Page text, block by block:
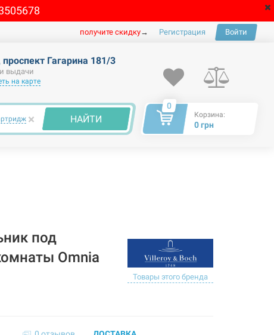
получите скидку→ Регистрация Войти
Гагарина 181/3
выдачи
на карте
× НАЙТИ
0
Корзина:
0 грн
под
Omnia
Товары этого бренда